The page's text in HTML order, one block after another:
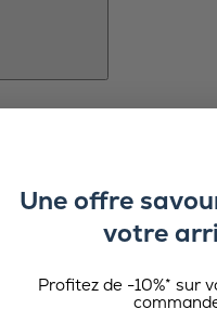
Une offre
votre
Profitez de -10%* sur